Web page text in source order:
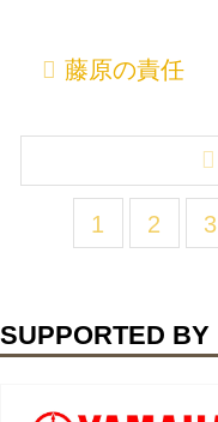
藤原の責任
1 2 3
SUPPORTED BY